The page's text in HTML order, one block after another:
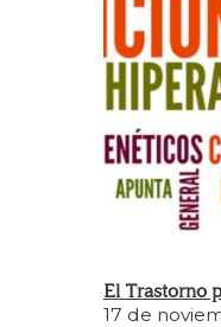
El Trastorno
17 de